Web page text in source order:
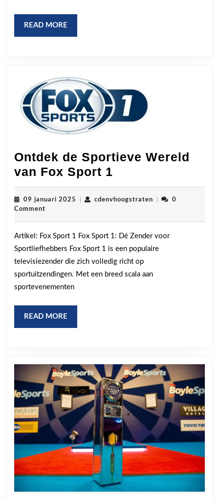
READ MORE
MORE
Ontdek de Sportieve Wereld
van Fox Sport 1
de
Sportieve
van
Fox
Sport
1
09 januari 2025 09
cdenvhoogstratencdenvhoogstraten
0
Comment
Artikel: Fox Sport 1 Fox Sport 1: Dé Zender voor
Sportliefhebbers Fox Sport 1 is een populaire
televisiezender die zich volledig richt op
sportuitzendingen. Met een breed scala aan
sportevenementen
READ MORE
MORE